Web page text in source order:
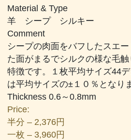
個
Material & Type
羊 シープ シルキー
Comment
シープの肉面をバフしたスエ
た面がまるでシルクの様な毛
特徴です。１枚平均サイズ44
は平均サイズの±１０％となり
Thickness 0.6～0.8mm
Price:
半分 – 2,376円
一枚 – 3,960円